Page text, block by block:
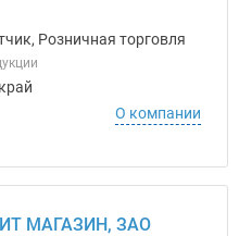
Розничная торговля
О компании
МАГАЗИН, ЗАО